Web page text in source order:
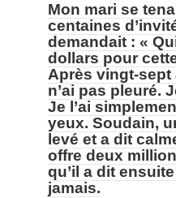
Mon mari se
centaines
demandait : «
dollars pour
Après vingt-sept
n’ai pas pleuré.
Je l’ai
yeux. Soudain,
levé et a dit
offre deux
qu’il a dit
jamais.